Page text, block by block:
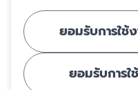
ยอมรับการใช้
ยอมรับการใ